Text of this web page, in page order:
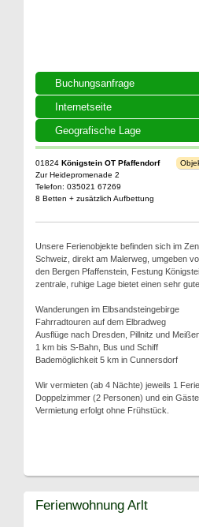
Buchungsanfrage
Internetseite
Geografische Lage
01824 Königstein OT Pfaffendorf
Zur Heidepromenade 2
Telefon: 035021 67269
8 Betten + zusätzlich Aufbettung
Unsere Ferienobjekte befinden sich im
Schweiz, direkt am Malerweg, umgeben
den Bergen Pfaffenstein, Festung
zentrale, ruhige Lage bietet einen sehr
Wanderungen im Elbsandsteingebirge
Fahrradtouren auf dem Elbradweg
Ausflüge nach Dresden, Pillnitz und
1 km bis S-Bahn, Bus und Schiff
Bademöglichkeit 5 km in Cunnersdorf
Wir vermieten (ab 4 Nächte) jeweils 1
Doppelzimmer (2 Personen) und ein
Vermietung erfolgt ohne Frühstück.
Ferienwohnung Arlt